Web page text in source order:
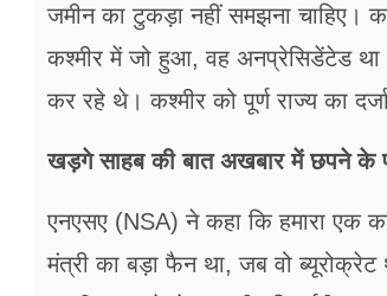
जमीन का टुकड़ा नहीं समझना चाहिए।
कश्मीर में जो हुआ, वह अनप्रेसिडेंटेड
कर रहे थे। कश्मीर को पूर्ण राज्य का
खड़गे साहब की बात अखबार में छपने के
एनएसए (NSA) ने कहा कि हमारा एक
मंत्री का बड़ा फैन था, जब वो